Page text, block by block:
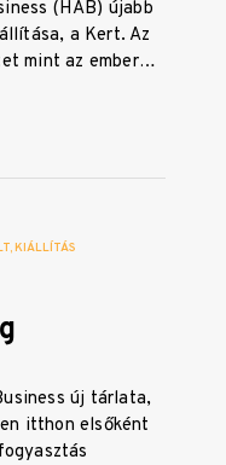
(HAB) újabb
a Kert. Az
mint az ember…
KIÁLLÍTÁS
új tárlata,
itthon elsőként